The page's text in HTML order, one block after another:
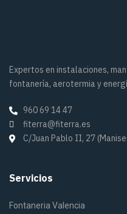
Expertos en instalaciones,
fontanería, aerotermia y
960 69 14 47
fiterra@fiterra.es
C/Juan Pablo II, 27
Servicios
Fontaneria Valencia